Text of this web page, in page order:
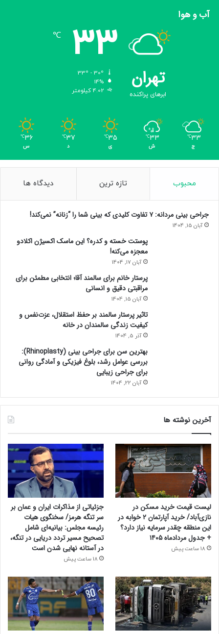
منبع: carscoopsآب و هوا
تهران
ابرهای پراکنده
33
℃
14%
4.02 کیلومتر
33
℃
ج
33
℃
ش
35
℃
ی
37
℃
د
36
℃
س
محبوب تازه ترین دیدگاه ها
جراحی بینی مردانه: ۷ تفاوت کلیدی که بینی شما را “زنانه” نمی‌کند!
آبان 15, 1404
پوستت خسته و کدره؟ این ماسک اکسیژن اکلادو
معجزه می‌کنه!
آبان 17, 1404
پرستار خانم برای سالمند آقا؛ انتخابی مطمئن برای
مراقبتی دقیق و انسانی
آبان 15, 1404
تاثیر پرستار سالمند بر حفظ استقلال، عزت‌نفس و
کیفیت زندگی سالمندان در خانه
آذر 5, 1404
بهترین سن برای جراحی بینی (Rhinoplasty):
بررسی عوامل رشد، بلوغ فیزیکی و آمادگی روانی
برای جراحی زیبایی
آبان 22, 1404
آخرین نوشته ها
لیست قیمت خرید مسکن در
نازی‌آباد/ خرید آپارتمان ۲ خوابه در
این منطقه چقدر سرمایه نیاز دارد؟
+ جدول مردادماه ۱۴۰۵
18 ساعت پیش
جزئیاتی از مذاکرات ایران و عمان بر
سر تنگه هرمز/ سخنگوی هیات
رئیسه مجلس: بیانیه‌ای شامل
تصحیح مسیر تردد دریایی در تنگه،
در آستانه نهایی شدن است
18 ساعت پیش